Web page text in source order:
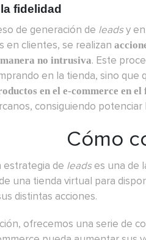
fidelidad
de generación de leadsy en
en clientes, se realizan
no intrusiva. Este
en la tienda, sino
en el e-commerce en el
consiguiendo potenciar
Cómo
estrategia de leadses una de
una tienda virtual para
distintas acciones.
ofrecemos una serie de